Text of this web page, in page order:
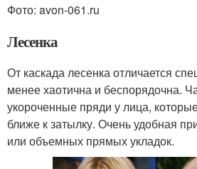
Фото: avon-061.ru
Лесенка
От каскада лесенка отличается
менее хаотична и беспорядочна.
укороченные пряди у лица,
ближе к затылку. Очень удобная
или объемных прямых укладок.